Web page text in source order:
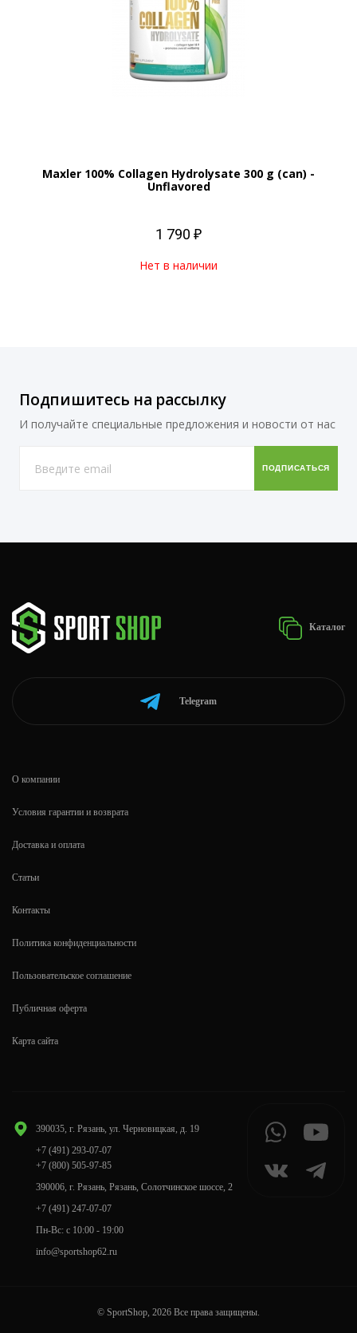
Maxler 100% Collagen Hydrolysate 300 g (can) -
Unflavored
1 790 ₽
Нет в наличии
Подпишитесь на рассылку
И получайте специальные предложения и новости от нас
Каталог
Telegram
390035, г. Рязань, ул. Черновицкая, д. 19
+7 (491) 293-07-07
+7 (800) 505-97-85
390006, г. Рязань, Рязань, Солотчинское шоссе, 2
+7 (491) 247-07-07
Пн-Вс: с 10:00 - 19:00
info@sportshop62.ru
О компании
Условия гарантии и возврата
Доставка и оплата
Статьи
Контакты
Политика конфиденциальности
Пользовательское соглашение
Публичная оферта
Карта сайта
© SportShop, 2026 Все права защищены.